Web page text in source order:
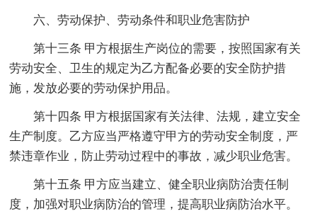
六、劳动保护、劳动条件和职业危害防护
第十三条 甲方根据生产岗位的需要，按照国家有关
劳动安全、卫生的规定为乙方配备必要的安全防护措
施，发放必要的劳动保护用品。
第十四条 甲方根据国家有关法律、法规，建立安全
生产制度。乙方应当严格遵守甲方的劳动安全制度，严
禁违章作业，防止劳动过程中的事故，减少职业危害。
第十五条 甲方应当建立、健全职业病防治责任制
度，加强对职业病防治的管理，提高职业病防治水平。